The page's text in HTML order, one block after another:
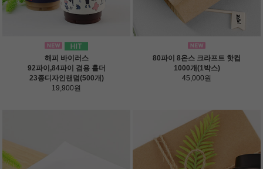
해피 바이러스
92파이,84파이 겸용 홀더
23종디자인랜덤(500개)
19,900원
80파이 8온스 크라프트 핫컵
1000개(1박스)
45,000원